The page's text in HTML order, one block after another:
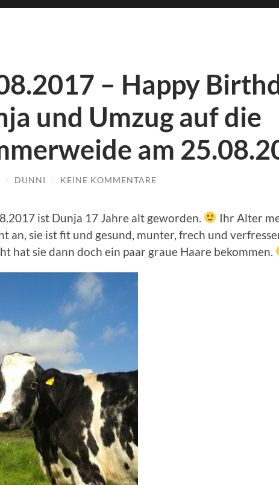
– Happy
und Umzug auf die
am
/ DUNNI / KEINE KOMMENTARE
ist Dunja 17 Jahre alt geworden.
Ihr Alter
an, sie ist fit und gesund, munter, frech und
hat sie dann doch ein paar graue Haare bekommen.